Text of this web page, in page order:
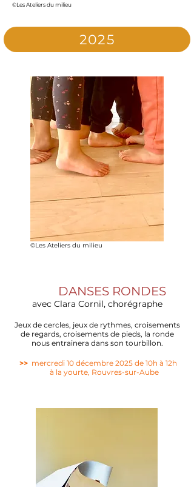
©Les Ateliers du milieu
2025
©Les Ateliers du milieu
DANSES RONDES
avec Clara Cornil, chorégraphe
Jeux de cercles, jeux de rythmes, croisements
de regards, croisements de pieds, la ronde
nous entrainera dans son tourbillon.
>> mercredi 10 décembre 2025 de 10h à 12h
à la yourte, Rouvres-sur-Aube